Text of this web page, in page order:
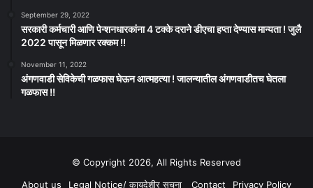
September 29, 2022
सरकारी कर्मचारी आणि पेन्शनधारकांना 4 टक्के दराने डीएचा हप्ता देण्यास मान्यता ! जुलै
2022 पासून मिळणार रक्कम !!
November 11, 2022
अंगणवाडी सेविकेची गळफास घेऊन आत्महत्या ! जालन्यातील अंगणवाडीतच घेतला
गळफास !!
© Copyright 2026, All Rights Reserved
About us
Legal Notice/ कायदेशीर सूचना Contact Privacy Policy